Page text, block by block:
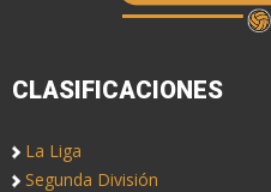
CLASIFICACIONES
La Liga
Segunda División